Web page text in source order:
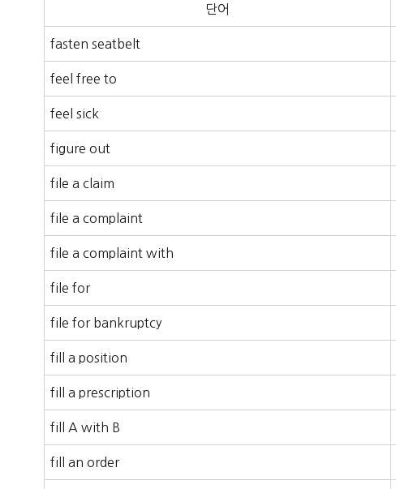
단어
fasten seatbelt
feel free to
feel sick
figure out
file a claim
file a complaint
file a complaint with
file for
file for bankruptcy
fill a position
fill a prescription
fill A with B
fill an order